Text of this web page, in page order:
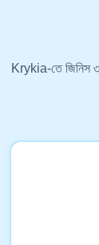
Krykia-তে জিনিস